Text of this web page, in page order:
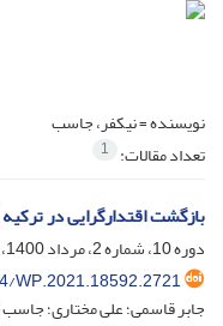
نویسنده =نیکفر، جاسب
تعداد مقالات: 1
بازگشت اقتدارگرایی در ترکیه (2020-
دوره 10، شماره 2، مرداد 1400، صفحه
WP.2021.18592.2721
جابر قاسمی؛ علی مختاری؛